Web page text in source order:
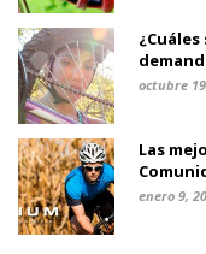
octubre
Las
enero 9,